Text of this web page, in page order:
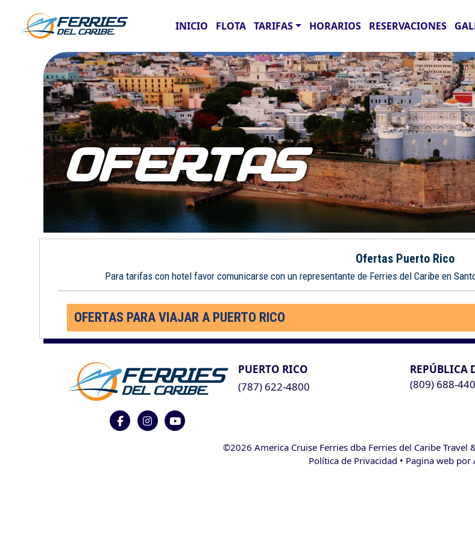
INICIO FLOTA TARIFAS HORARIOS RESERVACIONES
OFERTAS
Ofertas Puerto Rico
Para tarifas con hotel favor comunicarse con un representante de Ferries del Caribe en
OFERTAS PARA VIAJAR A PUERTO RICO
PUERTO RICO
(787) 622-4800
REPÚBLICA
(809) 688-
©2026 America Cruise Ferries dba Ferries del Caribe Travel
Política de Privacidad • Pagina web por